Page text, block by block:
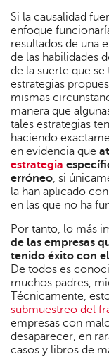
Si la causalidad
enfoque
resultados de una
de las habilidades
de la suerte que
estrategias
mismas
manera que
tales estrategias
haciendo
en evidencia que
estrategia
erróneo , si
la han aplicado
en las que no ha
Por tanto, lo más
de las empresas
tenido éxito con
De todos es
muchos padres,
Técnicamente,
submuestreo del
empresas con
desaparecer, en
casos y libros de